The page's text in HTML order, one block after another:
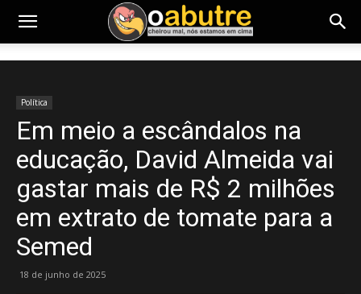
Política
Em meio a escândalos na
educação, David Almeida vai
gastar mais de R$ 2 milhões
em extrato de tomate para a
Semed
18 de junho de 2025